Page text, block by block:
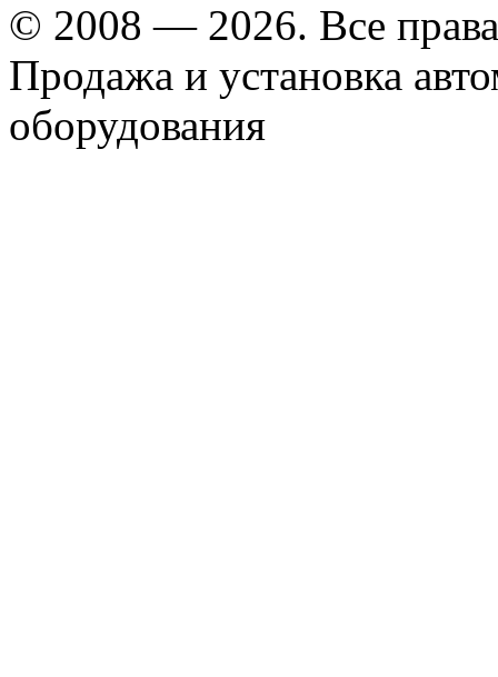
© 2008 — 2026. Все
Продажа и установка
оборудования